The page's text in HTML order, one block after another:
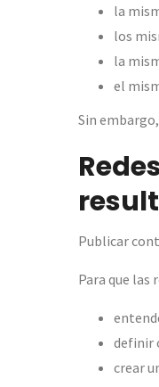
la
los
la
el
Sin
Publicar
Para que las
definir
crear